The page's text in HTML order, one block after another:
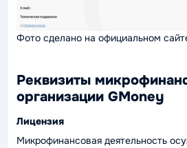
Фото сделано на официальном
Реквизиты
организации GMoney
Лицензия
Микрофинансовая деятельность